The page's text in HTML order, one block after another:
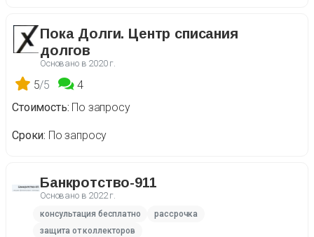
Пока Долги. Центр списания
долгов
Основано в 2020 г.
5/5
4
Стоимость По запросу
Сроки По запросу
Банкротство-911
Основано в 2022 г.
консультация бесплатно
рассрочка
защита от коллекторов